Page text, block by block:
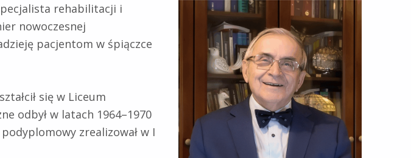
rehabilitacji i
nowoczesnej
pacjentom w śpiączce
się w Liceum
odbył w latach 1964–1970
zrealizował w I